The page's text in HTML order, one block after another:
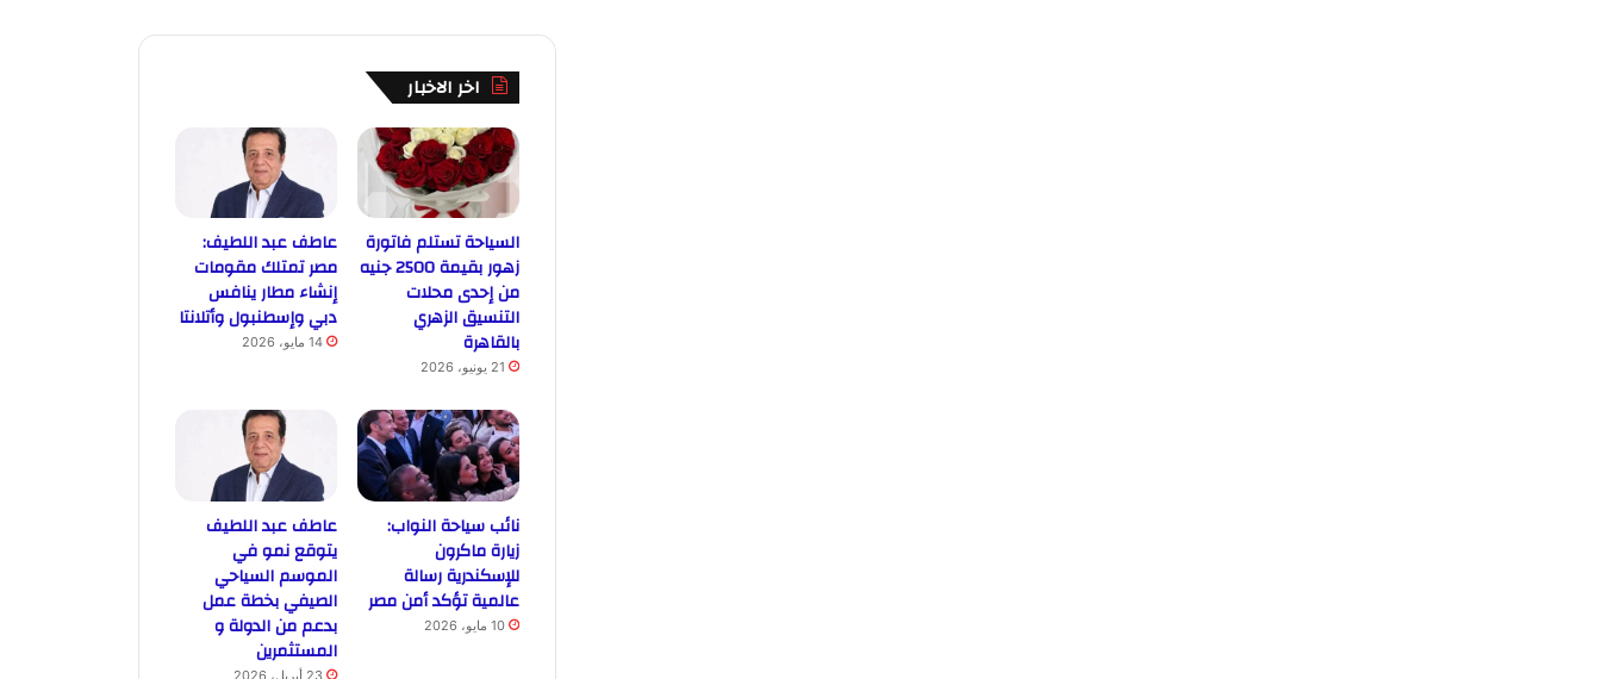
اخر الاخبار
السياحة تستلم فاتورة
زهور بقيمة 2500 جنيه
من إحدى محلات
التنسيق الزهري
بالقاهرة
21 يونيو، 2026
عاطف عبد اللطيف:
مصر تمتلك مقومات
إنشاء مطار ينافس
دبي وإسطنبول وأتلانتا
14 مايو، 2026
نائب سياحة النواب:
زيارة ماكرون
للإسكندرية رسالة
عالمية تؤكد أمن مصر
10 مايو، 2026
عاطف عبد اللطيف
يتوقع نمو في
الموسم السياحي
الصيفي بخطة عمل
بدعم من الدولة و
المستثمرين
23 أبريل، 2026